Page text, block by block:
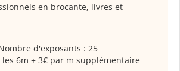
en brocante, livres et
d'exposants : 25
6m + 3€ par m supplémentaire